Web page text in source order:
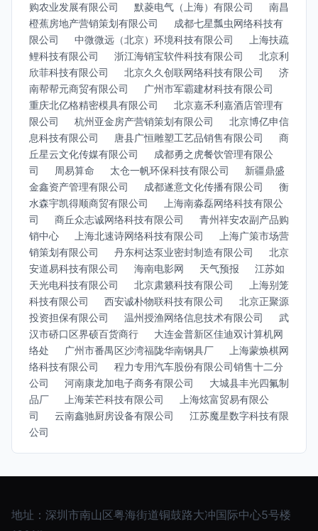
购农业发展有限公司
默菱电气（上海）有限公司
南昌
橙蕉房地产营销策划有限公司
成都七星瓢虫网络科技有
限公司
中微微远（北京）环境科技有限公司
上海扶疏
鲤科技有限公司
浙江海销宝软件科技有限公司
北京利
欣菲科技有限公司
北京久久创联网络科技有限公司
济
南帮帮元商贸有限公司
广州市军霸建材科技有限公司
重庆北亿格精密模具有限公司
北京嘉禾利嘉酒店管理有
限公司
杭州亚金房产营销策划有限公司
北京博亿申信
息科技有限公司
唐县广恒雕塑工艺品销售有限公司
商
丘星云文化传媒有限公司
成都勇之虎餐饮管理有限公
司
周易算命 太仓一帆环保科技有限公司
新疆鼎盛
金鑫资产管理有限公司
成都遂意文化传播有限公司
衡
水森宇凯得顺商贸有限公司
上海南淼磊网络科技有限公
司
商丘众志诚网络科技有限公司
青州祥安农副产品购
销中心
上海北速诗网络科技有限公司
上海广策市场营
销策划有限公司
丹东柯达泵业密封制造有限公司
北京
安道易科技有限公司
海南电影网 天气预报
江苏如
天光电科技有限公司
北京肃籁科技有限公司
上海别笼
科技有限公司
西安诚朴物联科技有限公司
北京正聚源
投资担保有限公司
温州授渔网络信息技术有限公司
武
汉市硚口区界硕百货商行
大连金普新区佳迪双计算机网
络处
广州市番禺区沙湾福陇华南钢具厂
上海蒙焕棋网
络科技有限公司
程力专用汽车股份有限公司销售十二分
公司
河南康龙加电子商务有限公司
大城县丰光四氟制
品厂
上海茉芒科技有限公司
上海炫富贸易有限公
司
云南鑫驰厨房设备有限公司
江苏魔星数字科技有限
公司
地址：深圳市南山区粤海街道铜鼓路大冲国际中心5号楼